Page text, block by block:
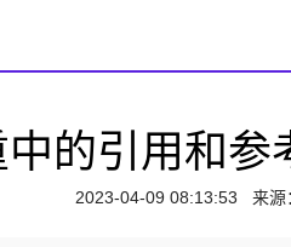
的引用和
2023-04-09 08:13:53 来源